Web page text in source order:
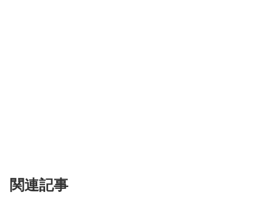
関連記事